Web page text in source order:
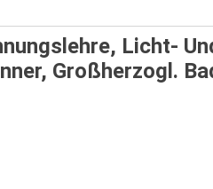
Licht-
Großherzogl.